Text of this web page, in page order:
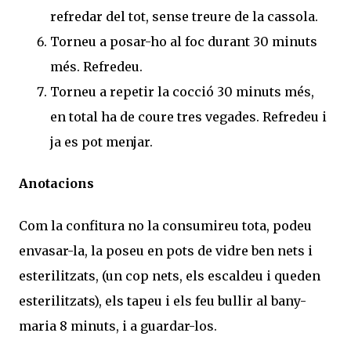
refredar del tot, sense treure de la cassola.
Torneu a posar-ho al foc durant 30 minuts
més. Refredeu.
Torneu a repetir la cocció 30 minuts més,
en total ha de coure tres vegades. Refredeu i
ja es pot menjar.
Anotacions
Com la confitura no la consumireu tota, podeu
envasar-la, la poseu en pots de vidre ben nets i
esterilitzats, (un cop nets, els escaldeu i queden
esterilitzats), els tapeu i els feu bullir al bany-
maria 8 minuts, i a guardar-los.